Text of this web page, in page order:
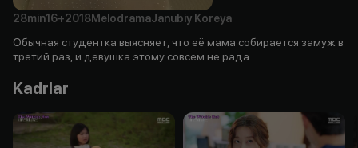
28min16+2018MelodramaJanubiy Koreya
Обычная студентка выясняет, что её мама собирается замуж в
третий раз, и девушка этому совсем не рада.
Kadrlar